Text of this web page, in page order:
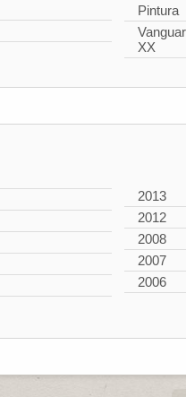
Pintura
XX
2013
2012
2008
2007
2006